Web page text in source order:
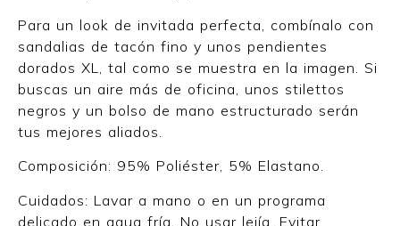
Para un look de invitada perfecta, combínalo con
sandalias de tacón fino y unos pendientes
dorados XL, tal como se muestra en la imagen. Si
buscas un aire más de oficina, unos stilettos
negros y un bolso de mano estructurado serán
tus mejores aliados.
Composición: 95% Poliéster, 5% Elastano.
Cuidados: Lavar a mano o en un programa
delicado en agua fría. No usar lejía. Evitar